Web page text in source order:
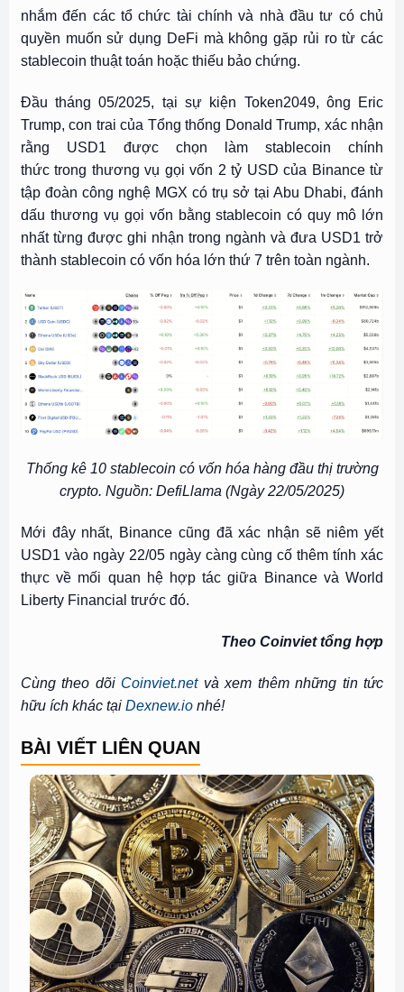
nhắm đến các tổ chức tài chính và nhà đầu tư có chủ
quyền muốn sử dụng DeFi mà không gặp rủi ro từ các
stablecoin thuật toán hoặc thiếu bảo chứng.
Đầu tháng 05/2025, tại sự kiện Token2049, ông Eric
Trump, con trai của Tổng thống Donald Trump, xác nhận
rằng USD1 được chọn làm stablecoin chính
thức trong thương vụ gọi vốn 2 tỷ USD của Binance từ
tập đoàn công nghệ MGX có trụ sở tại Abu Dhabi, đánh
dấu thương vụ gọi vốn bằng stablecoin có quy mô lớn
nhất từng được ghi nhận trong ngành và đưa USD1 trở
thành stablecoin có vốn hóa lớn thứ 7 trên toàn ngành.
Thống kê 10 stablecoin có vốn hóa hàng đầu thị trường
crypto. Nguồn: DefiLlama (Ngày 22/05/2025)
Mới đây nhất, Binance cũng đã xác nhận sẽ niêm yết
USD1 vào ngày 22/05 ngày càng cùng cố thêm tính xác
thực về mối quan hệ hợp tác giữa Binance và World
Liberty Financial trước đó.
Theo Coinviet tổng hợp
Cùng theo dõi Coinviet.netvà xem thêm những tin tức
hữu ích khác tại Dexnew.ionhé!
BÀI VIẾT LIÊN QUAN